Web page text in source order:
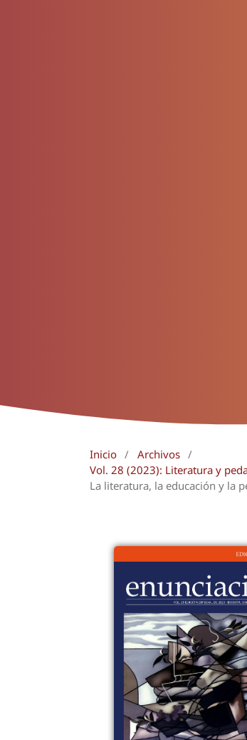
Inicio / Archivos /
Vol. 28 (2023): Literatura y
La literatura, la educación y la